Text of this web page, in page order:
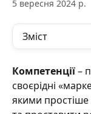
5 вересня 2024 р.
Зміст
Компетенції –
своєрідні
якими простіше